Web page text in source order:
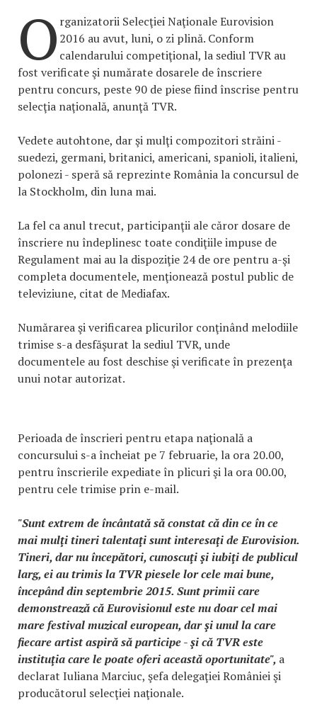
O rganizatorii Selecţiei Naţionale Eurovision
2016 au avut, luni, o zi plină. Conform
calendarului competiţional, la sediul TVR au
fost verificate şi numărate dosarele de înscriere
pentru concurs, peste 90 de piese fiind înscrise pentru
selecţia naţională, anunţă TVR.
Vedete autohtone, dar şi mulţi compozitori străini -
suedezi, germani, britanici, americani, spanioli, italieni,
polonezi - speră să reprezinte România la concursul de
la Stockholm, din luna mai.
La fel ca anul trecut, participanţii ale căror dosare de
înscriere nu îndeplinesc toate condiţiile impuse de
Regulament mai au la dispoziţie 24 de ore pentru a-şi
completa documentele, menţionează postul public de
televiziune, citat de Mediafax.
Numărarea şi verificarea plicurilor conţinând melodiile
trimise s-a desfăşurat la sediul TVR, unde
documentele au fost deschise şi verificate în prezenţa
unui notar autorizat.
Perioada de înscrieri pentru etapa naţională a
concursului s-a încheiat pe 7 februarie, la ora 20.00,
pentru înscrierile expediate în plicuri şi la ora 00.00,
pentru cele trimise prin e-mail.
"Sunt extrem de încântată să constat că din ce în ce
mai mulţi tineri talentaţi sunt interesaţi de Eurovision.
Tineri, dar nu începători, cunoscuţi şi iubiţi de publicul
larg, ei au trimis la TVR piesele lor cele mai bune,
începând din septembrie 2015. Sunt primii care
demonstrează că Eurovisionul este nu doar cel mai
mare festival muzical european, dar şi unul la care
fiecare artist aspiră să participe - şi că TVR este
instituţia care le poate oferi această oportunitate", a
declarat Iuliana Marciuc, şefa delegaţiei României şi
producătorul selecţiei naţionale.